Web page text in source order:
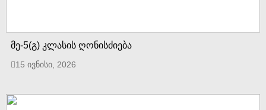
მე-5(გ) კლასის ღონისძიება
15 ივნისი, 2026